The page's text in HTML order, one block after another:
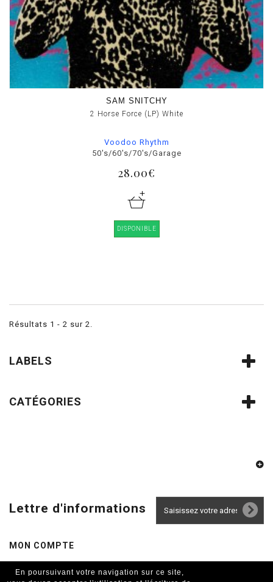
SAM SNITCHY
2 Horse Force (LP) White
Voodoo Rhythm
50's/60's/70's/Garage
28.00€
DISPONIBLE
Résultats 1 - 2 sur 2.
LABELS
CATÉGORIES
Lettre d'informations
MON COMPTE
INFORMATIONS
En poursuivant votre navigation sur ce site,